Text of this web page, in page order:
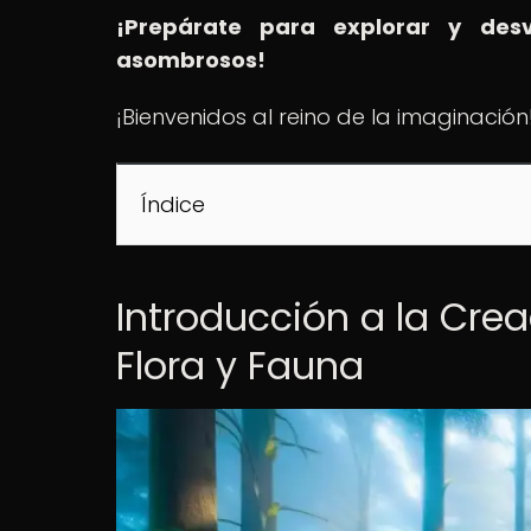
¡Prepárate para explorar y
asombrosos!
¡Bienvenidos al reino de la
Índice
Introducción a la
Flora y Fauna